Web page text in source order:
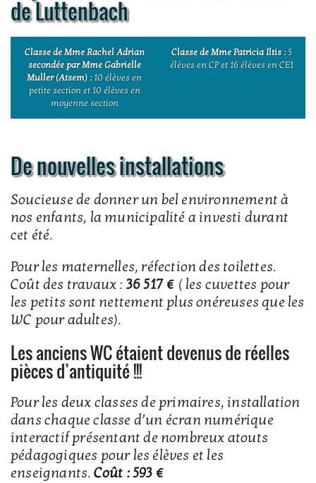
de Luttenbach
Classe de Mme Rachel Adrian
secondée par Mme Gabrielle
Muller (Atsem) :10 élèves en
petite section et 10 élèves en
moyenne section
Classe de Mme Patricia Iltis :5
élèves en CP et 16 élèves en CE1
De nouvelles installations
Soucieuse de donner un bel environnement à
nos enfants, la municipalité a investi durant
cet été.
Pour les maternelles, réfection des toilettes.
Coût des travaux : 36 517 € ( les cuvettes pour
les petits sont nettement plus onéreuses que les
WC pour adultes).
Les anciens WC étaient devenus de réelles
pièces d’antiquité !!!
Pour les deux classes de primaires, installation
dans chaque classe d’un écran numérique
interactif présentant de nombreux atouts
pédagogiques pour les élèves et les
enseignants. Coût : 593 €